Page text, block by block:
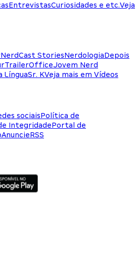
EntrevistasCuriosidades e etc.Veja
NerdCast StoriesNerdologiaDepois
TrailerOfficeJovem Nerd
LínguaSr. KVeja mais em Vídeos
sociaisPolítica de
IntegridadePortal de
AnuncieRSS